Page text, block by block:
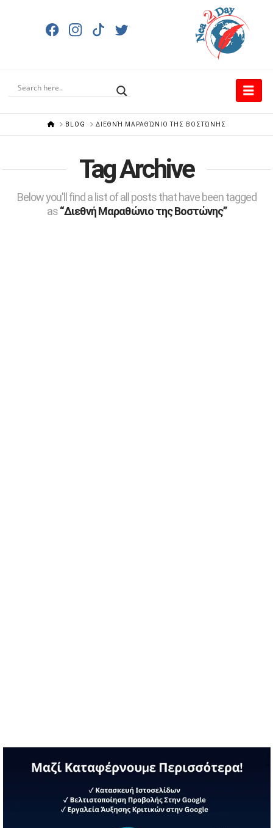
HOMEBLOG ΔΙΕΘΝΉ ΜΑΡΑΘΏΝΙΟ ΤΗΣ ΒΟΣΤΏΝΗΣ
Tag Archive
Below you'll find a list of all posts that have been tagged
as“Διεθνή Μαραθώνιο της Βοστώνης”